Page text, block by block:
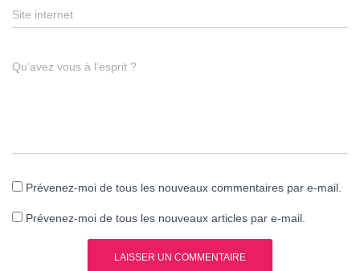
Site internet
Qu’avez vous à l’esprit ?
Prévenez-moi de tous les nouveaux commentaires par e-mail.
Prévenez-moi de tous les nouveaux articles par e-mail.